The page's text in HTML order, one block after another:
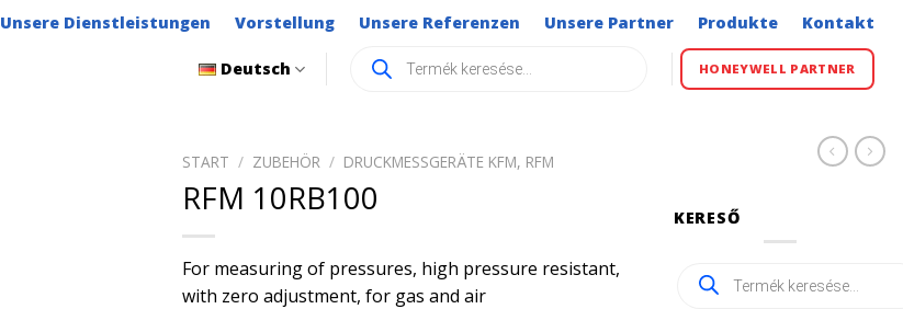
Unsere Dienstleistungen Vorstellung Unsere Referenzen Unsere Partner Produkte Kontakt
Deutsch search HONEYWELL PARTNER
START / ZUBEHÖR / DRUCKMESSGERÄTE KFM, RFM
RFM 10RB100
For measuring of pressures, high pressure resistant,
with zero adjustment, for gas and air
KERESŐ
Products
search